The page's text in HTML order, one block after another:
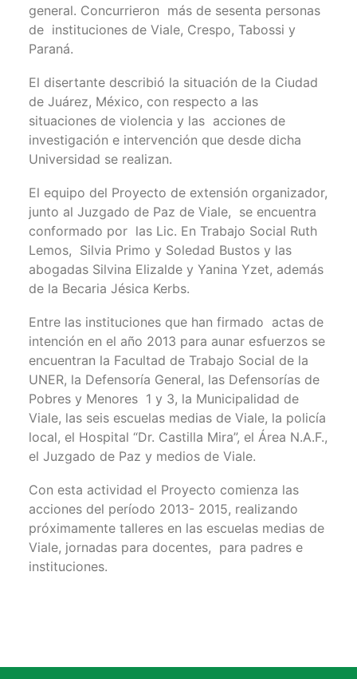
general. Concurrieron más de sesenta personas
de instituciones de Viale, Crespo, Tabossi y
Paraná.
El disertante describió la situación de la Ciudad
de Juárez, México, con respecto a las
situaciones de violencia y las acciones de
investigación e intervención que desde dicha
Universidad se realizan.
El equipo del Proyecto de extensión organizador,
junto al Juzgado de Paz de Viale, se encuentra
conformado por las Lic. En Trabajo Social Ruth
Lemos, Silvia Primo y Soledad Bustos y las
abogadas Silvina Elizalde y Yanina Yzet, además
de la Becaria Jésica Kerbs.
Entre las instituciones que han firmado actas de
intención en el año 2013 para aunar esfuerzos se
encuentran la Facultad de Trabajo Social de la
UNER, la Defensoría General, las Defensorías de
Pobres y Menores 1 y 3, la Municipalidad de
Viale, las seis escuelas medias de Viale, la policía
local, el Hospital “Dr. Castilla Mira”, el Área N.A.F.,
el Juzgado de Paz y medios de Viale.
Con esta actividad el Proyecto comienza las
acciones del período 2013- 2015, realizando
próximamente talleres en las escuelas medias de
Viale, jornadas para docentes, para padres e
instituciones.